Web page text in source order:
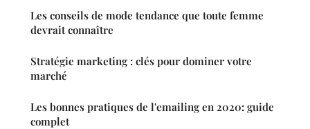
Les conseils de mode tendance que toute femme
devrait connaître
Stratégie marketing : clés pour dominer votre
marché
Les bonnes pratiques de l'emailing en 2020: guide
complet